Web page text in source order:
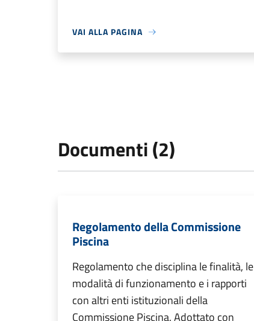
VAI ALLA PAGINA
Documenti (2)
Regolamento della Commissione
Piscina
Regolamento che disciplina le finalità, le
modalità di funzionamento e i rapporti
con altri enti istituzionali della
Commissione Piscina. Adottato con